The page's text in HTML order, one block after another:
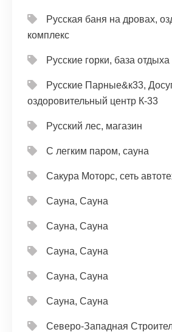
Русская баня на дровах,
комплекс
Русские горки, база отдыха
Русские Парные&к33,
оздоровительный центр К-33
Русский лес, магазин
С легким паром, сауна
Сакура Моторс, сеть
Сауна, Сауна
Сауна, Сауна
Сауна, Сауна
Сауна, Сауна
Сауна, Сауна
Северо-Западная